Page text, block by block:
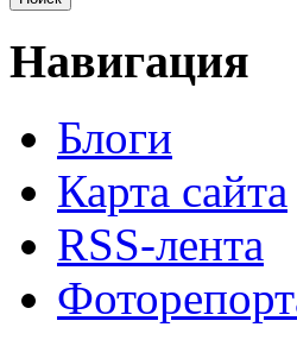
Навигация
Блоги
Карта сайта
RSS-лента